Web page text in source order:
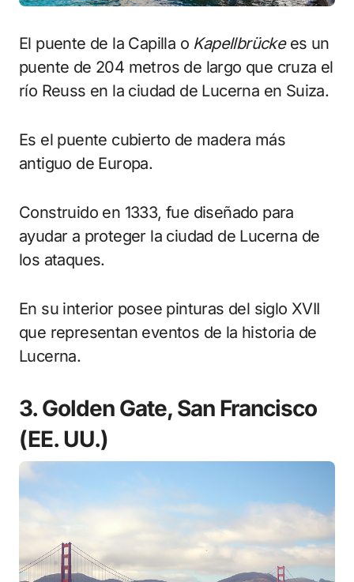
El puente de la Capilla o Kapellbrückees un
puente de 204 metros de largo que cruza el
río Reuss en la ciudad de Lucerna en Suiza.
Es el puente cubierto de madera más
antiguo de Europa.
Construido en 1333, fue diseñado para
ayudar a proteger la ciudad de Lucerna de
los ataques.
En su interior posee pinturas del siglo XVII
que representan eventos de la historia de
Lucerna.
3. Golden Gate, San Francisco
(EE. UU.)